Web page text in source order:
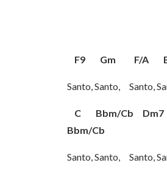
F9 Gm F/A
Santo, Santo, Santo,
C Bbm/Cb Dm7
Bbm/Cb
Santo, Santo, Santo,